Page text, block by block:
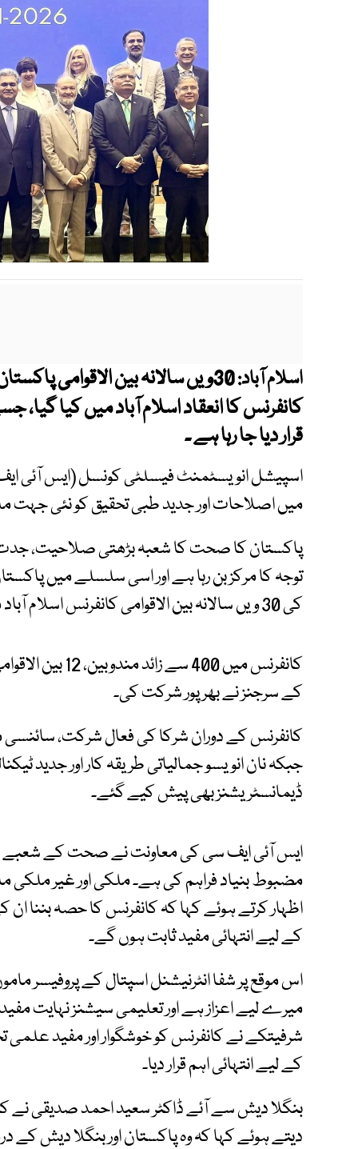
اسلام آباد:
30ویں سالانہ بین الاقوامی
کانفرنس کا انعقاد اسلام آباد میں کیا
قرار دیا جا رہا ہے ۔
اسپیشل انویسٹمنٹ فیسلٹی کونسل (ایس
میں اصلاحات اور جدید طبی تحقیق کو نئی جہت
پاکستان کا صحت کا شعبہ بڑھتی صلاحیت،
کی 30 ویں سالانہ بین الاقوامی کانفرنس اسلام آباد میں منعقد ہوئی ہے۔
کانفرنس میں
کے سرجنز نے بھرپور شرکت کی۔
کانفرنس کے دوران شرکا کی فعال شرکت،
جبکہ نان انویسو جمالیاتی طریقہ کار اور جدید
ڈیمانسٹریشنز بھی پیش کیے گئے۔
ایس آئی ایف سی کی معاونت نے صحت کے شعبے
مضبوط بنیاد فراہم کی ہے۔ ملکی اور غیر ملکی
اظہار کرتے ہوئے کہا کہ کانفرنس کا حصہ بننا
کے لیے انتہائی مفید ثابت ہوں گے۔
اس موقع پر شفا انٹرنیشنل اسپتال کے پروفیسر
میرے لیے اعزاز ہے اور تعلیمی سیشنز نہایت
شرفیتکے نے کانفرنس کو خوشگوار اور مفید علمی
کے لیے انتہائی اہم قرار دیا۔
بنگلا دیش سے آئے ڈاکٹر سعید احمد صدیقی نے
دیتے ہوئے کہا کہ وہ پاکستان اور بنگلا دیش